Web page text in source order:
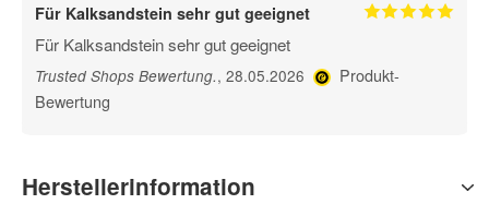
Für Kalksandstein sehr gut geeignet
Für Kalksandstein sehr gut geeignet
Trusted Shops Bewertung., 28.05.2026
Produkt-
Bewertung
Herstellerinformation